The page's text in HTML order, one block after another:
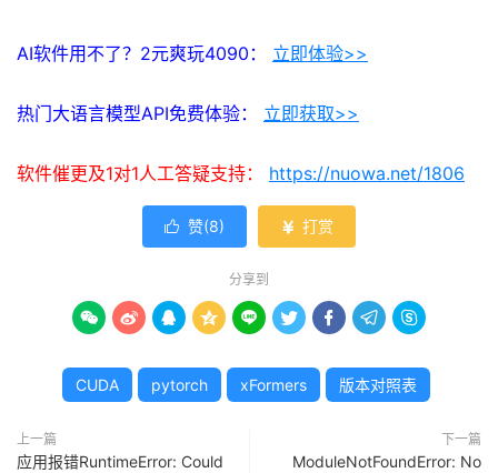
AI软件用不了？2元爽玩4090： 立即体验>>
热门大语言模型API免费体验： 立即获取>>
软件催更及1对1人工答疑支持： https://nuowa.net/1806
 赞(8)  打赏
分享到
        
CUDA pytorch xFormers 版本对照表
上一篇
应用报错RuntimeError: Could
下一篇
ModuleNotFoundError: No